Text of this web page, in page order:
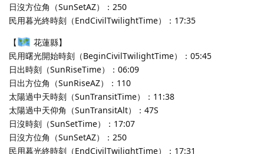
日沒方位角（SunSetAZ）：250
民用暮光終時刻（EndCivilTwilightTime）：17:35
【
花蓮縣】
民用曙光開始時刻（BeginCivilTwilightTime）：05:45
日出時刻（SunRiseTime）：06:09
日出方位角（SunRiseAZ）：110
太陽過中天時刻（SunTransitTime）：11:38
太陽過中天仰角（SunTransitAlt）：47S
日沒時刻（SunSetTime）：17:07
日沒方位角（SunSetAZ）：250
民用暮光終時刻（EndCivilTwilightTime）：17:31